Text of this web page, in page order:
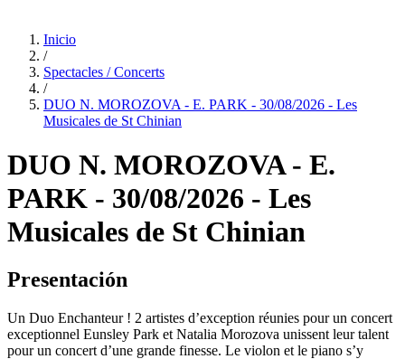
Inicio
/
Spectacles / Concerts
/
DUO N. MOROZOVA - E. PARK - 30/08/2026 - Les
Musicales de St Chinian
DUO N. MOROZOVA - E.
PARK - 30/08/2026 - Les
Musicales de St Chinian
Presentación
Un Duo Enchanteur ! 2 artistes d’exception réunies pour un concert
exceptionnel Eunsley Park et Natalia Morozova unissent leur talent
pour un concert d’une grande finesse. Le violon et le piano s’y